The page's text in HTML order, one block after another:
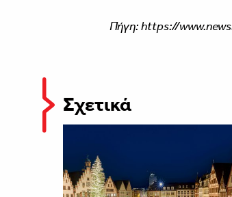
Πήγη: https://
Σχετικά